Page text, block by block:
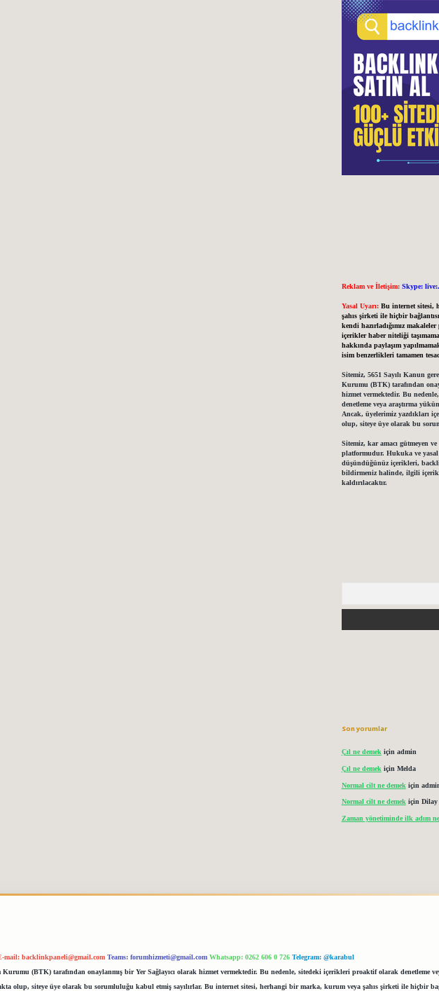
Reklam ve İletişim: Skype:
Yasal Uyarı: Bu internet sitesi,
şahıs şirketi ile hiçbir
kendi hazırladığımız
içerikler haber niteliği
hakkında paylaşım
isim benzerlikleri tamamen
Sitemiz, 5651 Sayılı Kanun
Kurumu (BTK) tarafından
hizmet vermektedir. Bu
denetleme veya araştırma
Ancak, üyelerimiz yazdıkları
olup, siteye üye olarak bu
Sitemiz, kar amacı gütmeyen
platformudur. Hukuka ve yasal
düşündüğünüz içerikleri,
bildirmeniz halinde, ilgili
kaldırılacaktır.
Son yorumlar
Çıl ne demekiçin admin
Çıl ne demek için Melda
Normal cilt ne demek için
Normal cilt ne demek için Dilay
Zaman yönetiminde ilk adım
mail: backlinkpaneli@gmail.com Teams: forumhizmeti@gmail.com Whatsapp: 0262 606 0 726 Telegram: @karabul
(BTK) tarafından onaylanmış bir Yer Sağlayıcı olarak hizmet vermektedir. Bu nedenle, sitedeki içerikleri proaktif olarak denetleme
olup, siteye üye olarak bu sorumluluğu kabul etmiş sayılırlar. Bu internet sitesi, herhangi bir marka, kurum veya şahıs şirketi ile hiçbir